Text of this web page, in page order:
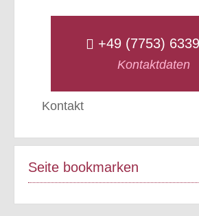
+49 (7753)
Kontaktdaten
Kontakt
Seite bookmarken